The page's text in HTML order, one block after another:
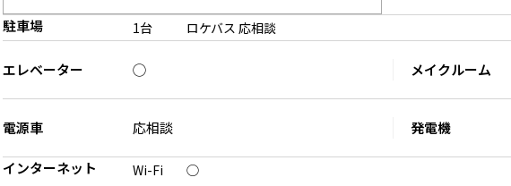
駐車場 1台 ロケバス応相談
エレベーター ◯ メイクルーム
電源車 応相談 発電機
インターネット Wi-Fi
◯